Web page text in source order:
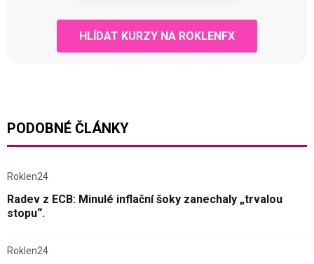
HLÍDAT KURZY NA ROKLENFX
PODOBNÉ ČLÁNKY
Roklen24
Radev z ECB: Minulé inflační šoky zanechaly „trvalou
stopu“.
Roklen24